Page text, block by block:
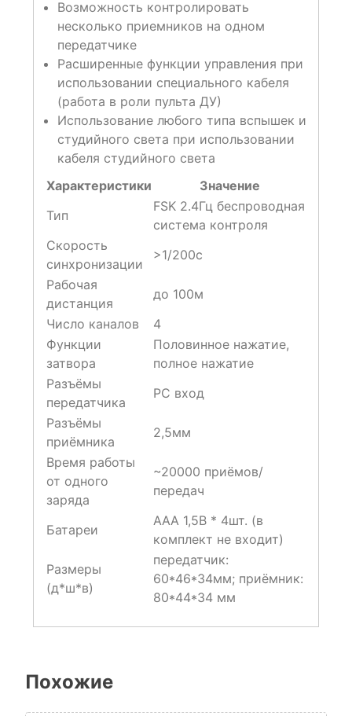
Возможность контролировать
несколько приемников на одном
передатчике
Расширенные функции управления при
использовании специального кабеля
(работа в роли пульта ДУ)
Использование любого типа вспышек и
студийного света при использовании
кабеля студийного света
Характеристики
Значение
Тип
FSK 2.4Гц беспроводная
система контроля
Скорость
синхронизации
>1/200с
Рабочая
дистанция
до 100м
Число каналов
4
Функции
затвора
Половинное нажатие,
полное нажатие
Разъёмы
передатчика
PC вход
Разъёмы
приёмника
2,5мм
Время работы
от одного
заряда
~20000 приёмов/
передач
Батареи
ААА 1,5В * 4шт. (в
комплект не входит)
Размеры
(д*ш*в)
передатчик:
60*46*34мм; приёмник:
80*44*34 мм
Похожие